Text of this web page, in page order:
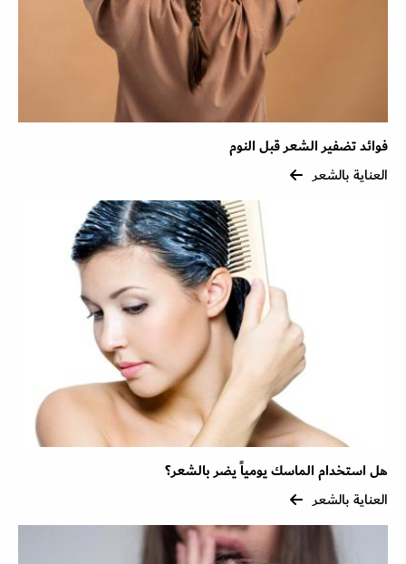
فوائد تضفير الشعر قبل النوم
العناية بالشعر
هل استخدام الماسك يومياً يضر بالشعر؟
العناية بالشعر